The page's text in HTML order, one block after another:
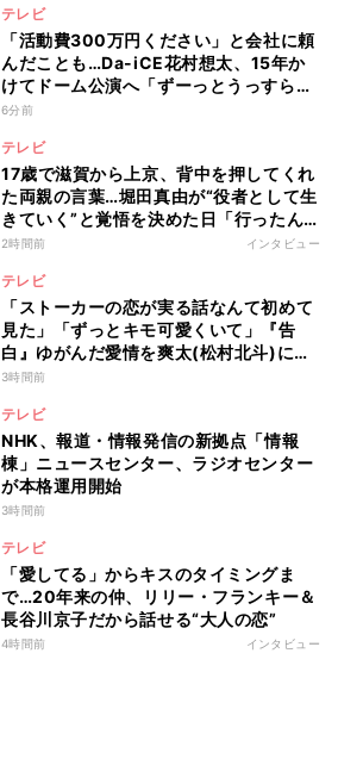
テレビ
「活動費300万円ください」と会社に頼
んだことも…Da-iCE花村想太、15年か
けてドーム公演へ「ずーっとうっすらや
けど右肩上がり続けられていた」
6分前
テレビ
17歳で滋賀から上京、背中を押してくれ
た両親の言葉…堀田真由が“役者として生
きていく”と覚悟を決めた日「行ったん
やったら、もう帰られへんな」
2時間前 インタビュー
テレビ
「ストーカーの恋が実る話なんて初めて
見た」「ずっとキモ可愛くいて」『告
白』ゆがんだ愛情を爽太(松村北斗)に向
ける視聴者の声
3時間前
テレビ
NHK、報道・情報発信の新拠点「情報
棟」ニュースセンター、ラジオセンター
が本格運用開始
3時間前
テレビ
「愛してる」からキスのタイミングま
で…20年来の仲、リリー・フランキー＆
長谷川京子だから話せる“大人の恋”
4時間前 インタビュー